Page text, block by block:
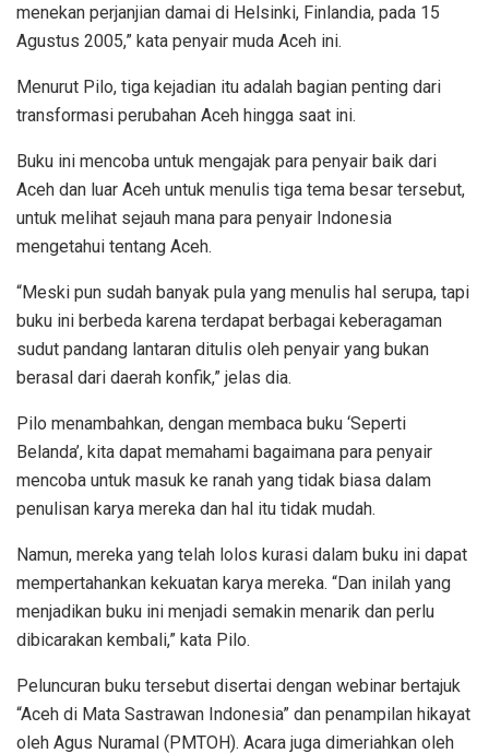
menekan perjanjian damai di Helsinki, Finlandia, pada 15
Agustus 2005,” kata penyair muda Aceh ini.
Menurut Pilo, tiga kejadian itu adalah bagian penting dari
transformasi perubahan Aceh hingga saat ini.
Buku ini mencoba untuk mengajak para penyair baik dari
Aceh dan luar Aceh untuk menulis tiga tema besar tersebut,
untuk melihat sejauh mana para penyair Indonesia
mengetahui tentang Aceh.
“Meski pun sudah banyak pula yang menulis hal serupa, tapi
buku ini berbeda karena terdapat berbagai keberagaman
sudut pandang lantaran ditulis oleh penyair yang bukan
berasal dari daerah konfik,” jelas dia.
Pilo menambahkan, dengan membaca buku ‘Seperti
Belanda’, kita dapat memahami bagaimana para penyair
mencoba untuk masuk ke ranah yang tidak biasa dalam
penulisan karya mereka dan hal itu tidak mudah.
Namun, mereka yang telah lolos kurasi dalam buku ini dapat
mempertahankan kekuatan karya mereka. “Dan inilah yang
menjadikan buku ini menjadi semakin menarik dan perlu
dibicarakan kembali,” kata Pilo.
Peluncuran buku tersebut disertai dengan webinar bertajuk
“Aceh di Mata Sastrawan Indonesia” dan penampilan hikayat
oleh Agus Nuramal (PMTOH). Acara juga dimeriahkan oleh